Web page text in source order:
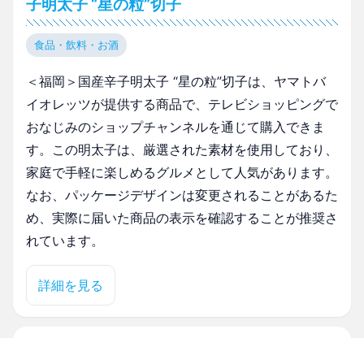
子明太子 “星の粒”切子
食品・飲料・お酒
＜福岡＞国産辛子明太子 “星の粒”切子は、ヤマトバ
イオレッツが提供する商品で、テレビショッピングで
おなじみのショップチャンネルを通じて購入できま
す。この明太子は、厳選された素材を使用しており、
家庭で手軽に楽しめるグルメとして人気があります。
なお、パッケージデザインは変更されることがあるた
め、実際に届いた商品の表示を確認することが推奨さ
れています。
詳細を見る